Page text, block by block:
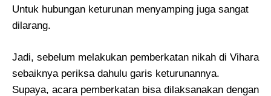
Untuk hubungan keturunan menyamping juga sangat
dilarang.
Jadi, sebelum melakukan pemberkatan nikah di Vihara
sebaiknya periksa dahulu garis keturunannya.
Supaya, acara pemberkatan bisa dilaksanakan dengan